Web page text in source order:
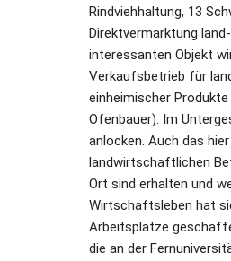
Rindviehhaltung, 13
Direktvermarktung
interessanten Objekt
Verkaufsbetrieb für
einheimischer
Ofenbauer). Im
anlocken. Auch das
landwirtschaftlichen
Ort sind erhalten und
Wirtschaftsleben hat
Arbeitsplätze
die an der